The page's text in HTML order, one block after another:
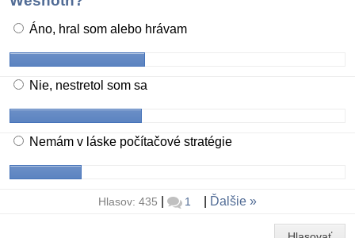
Áno, hral som alebo hrávam
Nie, nestretol som sa
Nemám v láske počítačové stratégie
Hlasov: 435 1 Ďalšie